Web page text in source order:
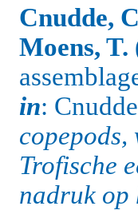
Cnudde,
Moens, T.
in:
Trofische
nadruk op